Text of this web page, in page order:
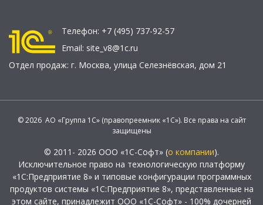
Телефон: +7 (495) 737-92-57
Email: site_v8@1c.ru
Отдел продаж: г. Москва, улица Селезнёвская, дом 21
© 2026 АО «Группа 1С» (правопреемник «1С»). Все права на сайт
защищены
© 2011- 2026 ООО «1С-Софт» (о компании).
Исключительное право на технологическую платформу
«1С:Предприятие 8» и типовые конфигурации программных
продуктов системы «1С:Предприятие 8», представленные на
этом сайте, принадлежит ООО «1С-Софт» - 100% дочерней